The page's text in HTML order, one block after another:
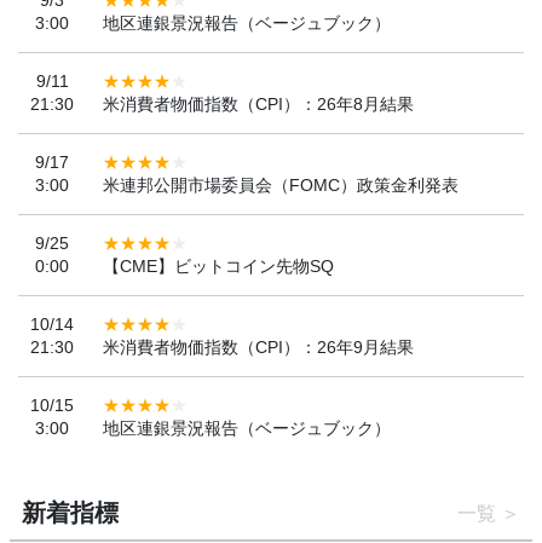
3:00
地区連銀景況報告（ベージュブック）
9/11
21:30
米消費者物価指数（CPI）：26年8月結果
9/17
3:00
米連邦公開市場委員会（FOMC）政策金利発表
9/25
0:00
【CME】ビットコイン先物SQ
10/14
21:30
米消費者物価指数（CPI）：26年9月結果
10/15
3:00
地区連銀景況報告（ベージュブック）
新着指標 一覧